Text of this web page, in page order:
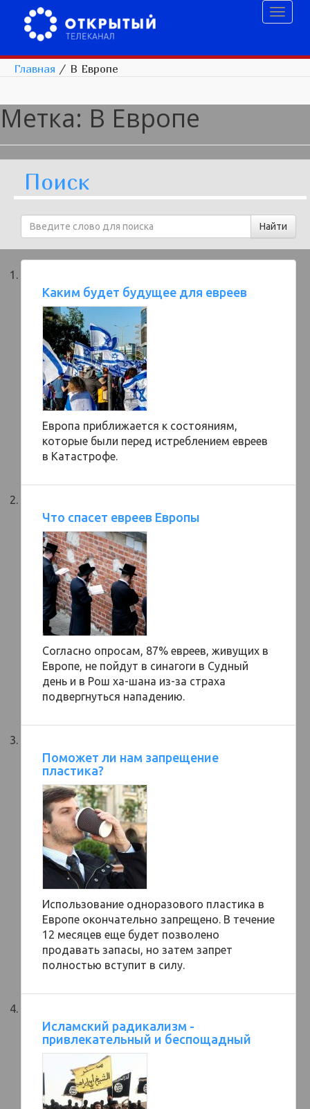
Главная / В Европе
Метка: В Европе
Поиск
Каким будет будущее для евреев
Европа приближается к состояниям,
которые были перед истреблением евреев
в Катастрофе.
Что спасет евреев Европы
Согласно опросам, 87% евреев, живущих в
Европе, не пойдут в синагоги в Судный
день и в Рош ха-шана из-за страха
подвергнуться нападению.
Поможет ли нам запрещение
пластика?
Использование одноразового пластика в
Европе окончательно запрещено. В течение
12 месяцев еще будет позволено
продавать запасы, но затем запрет
полностью вступит в силу.
Исламский радикализм -
привлекательный и беспощадный